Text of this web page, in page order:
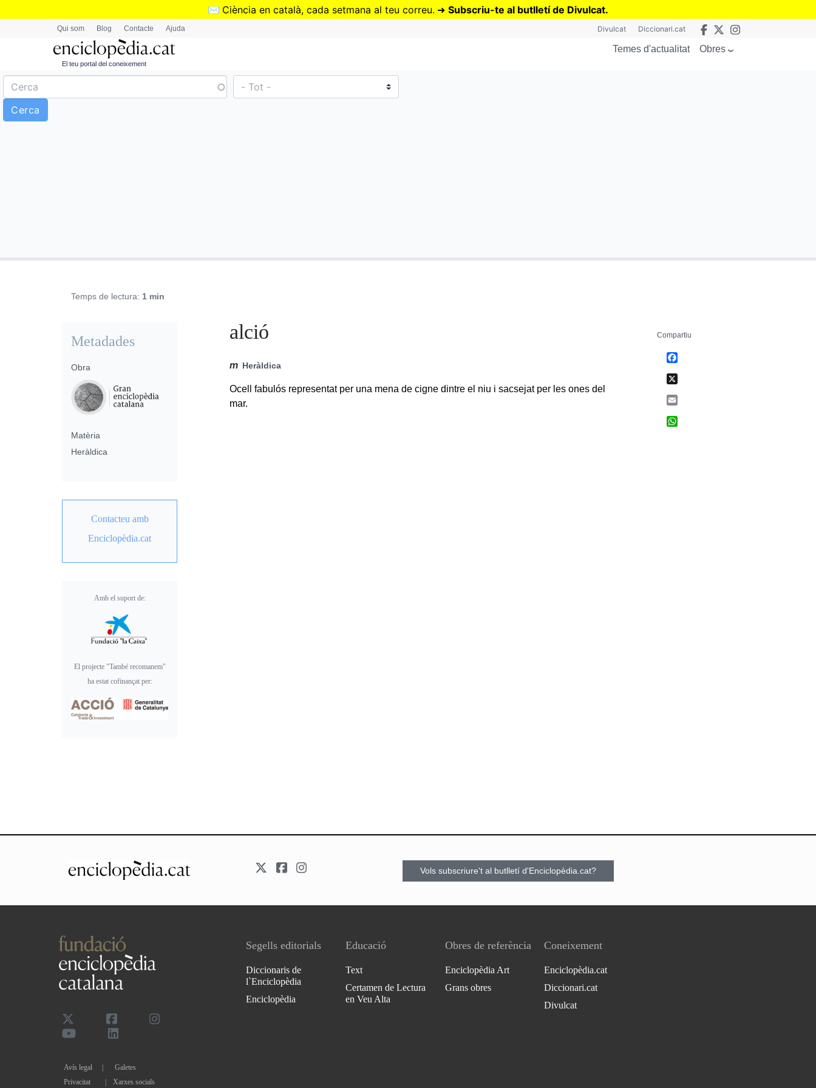
Vés
✉️ Ciència en català, cada setmana al teu correu. ➜ Subscriu-te al butlletí de Divulcat.
Qui som Blog Contacte Ajuda Divulcat Diccionari.cat
El teu portal del coneixement
Temes d'actualitat Obres
Temps de lectura: 1 min
alció
m Heràldica
Ocell fabulós representat per una mena de cigne dintre el niu i sacsejat per les ones del
mar.
Metadades
Obra
Matèria
Heràldica
Contacteu amb
Enciclopèdia.cat
Amb el suport de:
El projecte "També recomanem"
ha estat cofinançat per:
Compartiu
Vols subscriure't al butlletí d'Enciclopèdia.cat?
Avís legal
Galetes
Privacitat
| Xarxes socials
Segells editorials
Diccionaris de
l`Enciclopèdia
Enciclopèdia
Educació
Text
Certamen de Lectura
en Veu Alta
Obres de referència
Enciclopèdia Art
Grans obres
Coneixement
Enciclopèdia.cat
Diccionari.cat
Divulcat